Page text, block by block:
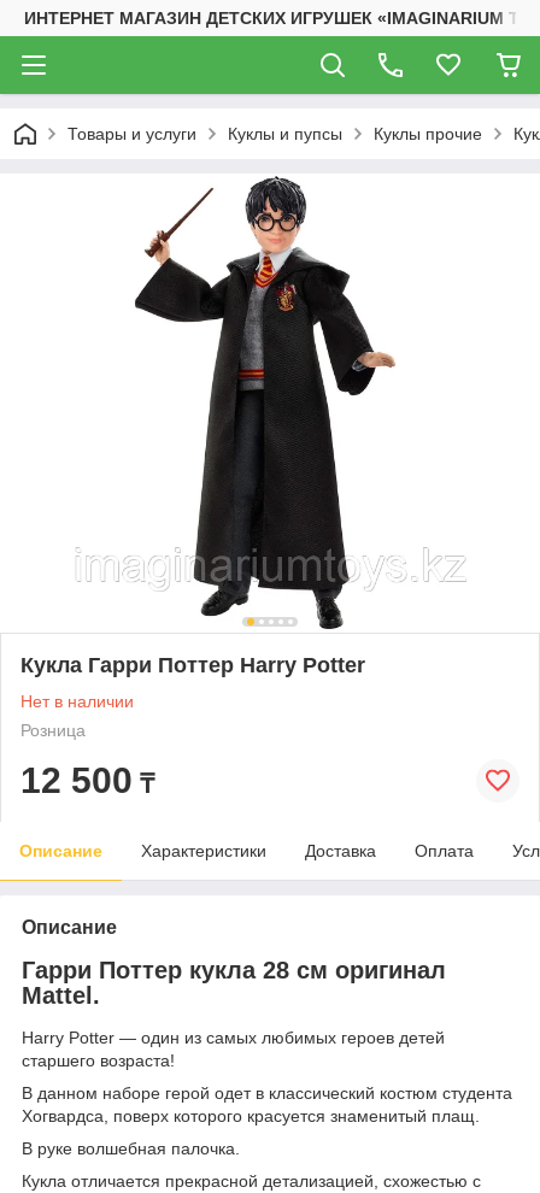
ИНТЕРНЕТ МАГАЗИН ДЕТСКИХ ИГРУШЕК «IMAGINARIUM
Товары и услуги Куклы и пупсы Куклы прочие
Кукла Гарри Поттер Harry Potter
Нет в наличии
Розница
12 500 ₸
Описание Характеристики Доставка Оплата
Описание
Гарри Поттер кукла 28 см оригинал
Mattel.
Harry Potter — один из самых любимых героев детей
старшего возраста!
В данном наборе герой одет в классический костюм студента
Хогвардса, поверх которого красуется знаменитый плащ.
В руке волшебная палочка.
Кукла отличается прекрасной детализацией, схожестью с